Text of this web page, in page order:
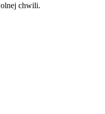
chwili.